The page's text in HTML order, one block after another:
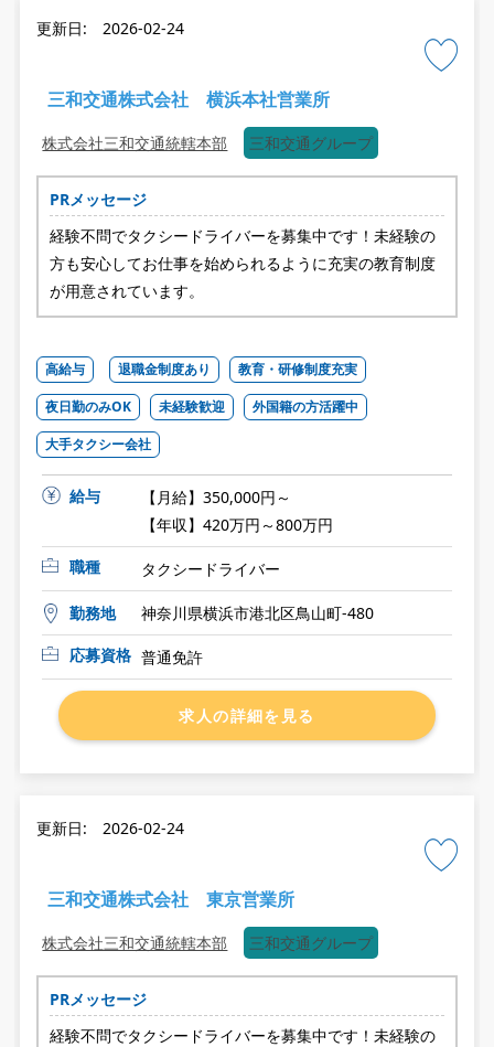
更新日: 2026-02-24
三和交通株式会社 横浜本社営業所
株式会社三和交通統轄本部 三和交通グループ
PRメッセージ
経験不問でタクシードライバーを募集中です！未経験の
方も安心してお仕事を始められるように充実の教育制度
が用意されています。
高給与 退職金制度あり
教育・研修制度充実
夜日勤のみOK
未経験歓迎
外国籍の方活躍中
大手タクシー会社
給与
【月給】350,000円～
【年収】420万円～800万円
職種
タクシードライバー
勤務地
神奈川県横浜市港北区鳥山町-480
応募資格 普通免許
求人の詳細を見る
更新日: 2026-02-24
三和交通株式会社 東京営業所
株式会社三和交通統轄本部 三和交通グループ
PRメッセージ
経験不問でタクシードライバーを募集中です！未経験の